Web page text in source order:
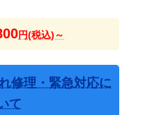
円(税込)～
修理・緊急対応に
て